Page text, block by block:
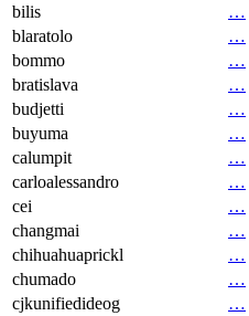
bilis
…
blaratolo
…
bommo
…
bratislava
…
budjetti
…
buyuma
…
calumpit
…
carloalessandro
…
cei
…
changmai
…
chihuahuaprickl
…
chumado
…
cjkunifiedideog
…